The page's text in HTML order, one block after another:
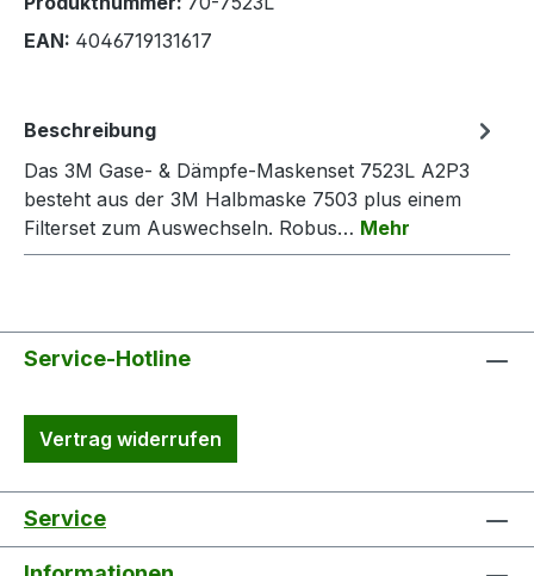
EAN: 4046719131617
Beschreibung
Das 3M Gase- & Dämpfe-Maskenset 7523L A2P3
besteht aus der 3M Halbmaske 7503 plus einem
Filterset zum Auswechseln. Robus… Mehr
Service-Hotline
Vertrag widerrufen
Service